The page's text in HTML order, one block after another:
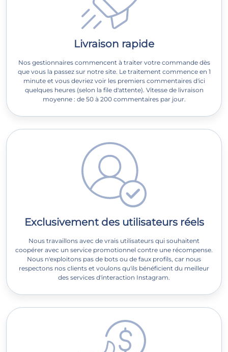
Livraison rapide
Nos gestionnaires commencent à traiter votre commande dès
que vous la passez sur notre site. Le traitement commence en 1
minute et vous devriez voir les premiers commentaires d'ici
quelques heures (selon la file d'attente). Vitesse de livraison
moyenne : de 50 à 200 commentaires par jour.
Exclusivement des utilisateurs réels
Nous travaillons avec de vrais utilisateurs qui souhaitent
coopérer avec un service promotionnel contre une récompense.
Nous n'exploitons pas de bots ou de faux profils, car nous
respectons nos clients et voulons qu'ils bénéficient du meilleur
des services d'interaction Instagram.